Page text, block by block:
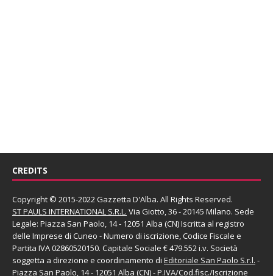
CREDITS
Copyright © 2015-2022 Gazzetta D'Alba. All Rights Reserved.
ST PAULS INTERNATIONAL S.R.L. Via Giotto, 36 - 20145 Milano. Sede
Legale: Piazza San Paolo, 14 - 12051 Alba (CN) Iscritta al registro
delle Imprese di Cuneo - Numero di iscrizione, Codice Fiscale e
Partita IVA 02860520150. Capitale Sociale € 479.552 i.v. Società
soggetta a direzione e coordinamento di Editoriale San Paolo S.r.l. -
Piazza San Paolo, 14 - 12051 Alba (CN) - P.IVA/Cod.fisc./Iscrizione